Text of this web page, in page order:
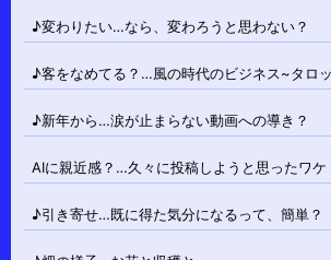
♪変わりたい…なら、変わろうと思わない？
♪客をなめてる？…風の時代のビジネス~タロ
♪新年から…涙が止まらない動画への導き？
AIに親近感？…久々に投稿しようと思ったワケ
♪引き寄せ…既に得た気分になるって、簡単？